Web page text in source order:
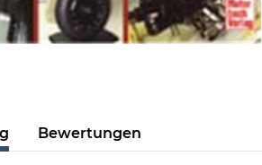
Bewertungen